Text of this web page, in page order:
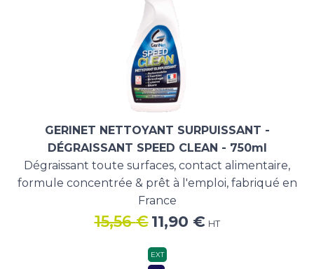
GERINET NETTOYANT SURPUISSANT -
DÉGRAISSANT SPEED CLEAN - 750ml
Dégraissant toute surfaces, contact alimentaire,
formule concentrée & prêt à l'emploi, fabriqué en
France
15,56€ Le
initial
11,90 €LeHT
EXT